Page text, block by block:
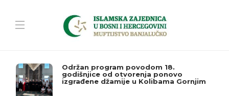
Održan program povodom 18.
godišnjice od otvorenja ponovo
izgrađene džamije u Kolibama Gornjim